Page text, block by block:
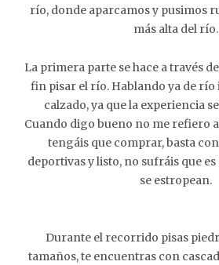
río, donde aparcamos y pusimos
más alta del río.
La primera parte se hace a través
fin pisar el río. Hablando ya de río
calzado, ya que la experiencia
Cuando digo bueno no me refiero
tengáis que comprar, basta
deportivas y listo, no sufráis que
se estropean.
Durante el recorrido pisas
tamaños, te encuentras con